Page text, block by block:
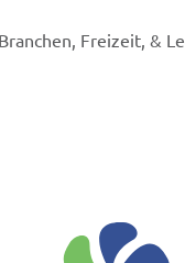
Freizeit, &